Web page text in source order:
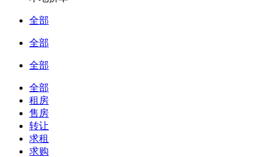
全部
全部
全部
全部
租房
售房
转让
求租
求购